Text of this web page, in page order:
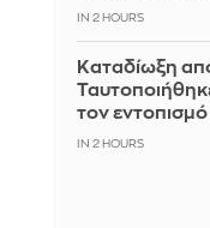
IN 2 HOURS
Καταδίωξη
τον
IN 2 HOURS